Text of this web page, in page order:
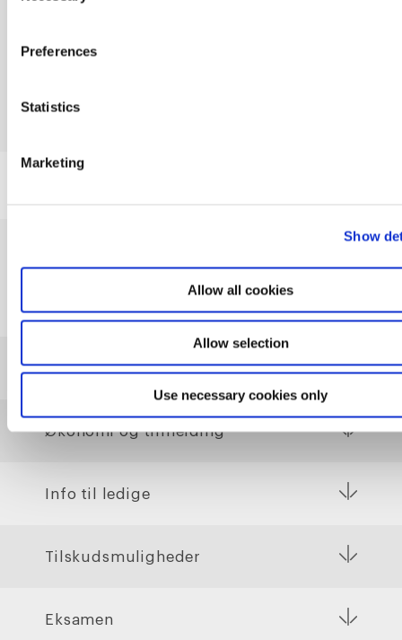
Preferences
Statistics
Marketing
Show
Allow all cookies
Allow selection
Use necessary cookies only
Adgangskrav
Økonomi og tilmelding
Info til ledige
Tilskudsmuligheder
Eksamen